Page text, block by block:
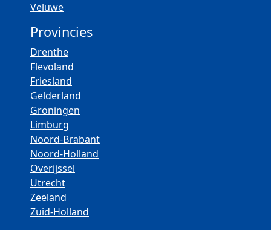
Veluwe
Provincies
Drenthe
Flevoland
Friesland
Gelderland
Groningen
Limburg
Noord-Brabant
Noord-Holland
Overijssel
Utrecht
Zeeland
Zuid-Holland